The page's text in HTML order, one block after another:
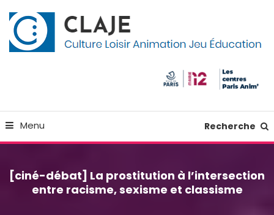
To
Content
Menu Recherche
[ciné-débat] La prostitution à l’intersection
entre racisme, sexisme et classisme